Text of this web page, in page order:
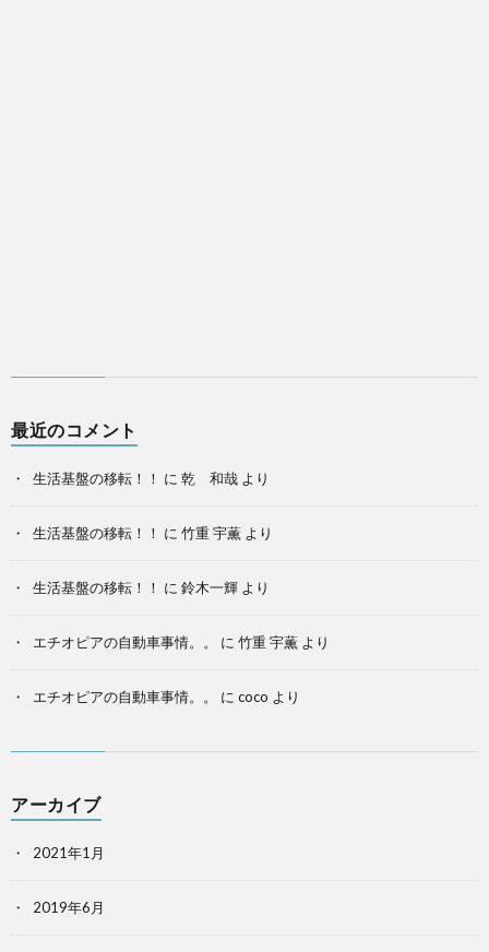
最近のコメント
生活基盤の移転！！ に 乾 和哉 より
生活基盤の移転！！ に 竹重 宇薫 より
生活基盤の移転！！ に 鈴木一輝 より
エチオピアの自動車事情。。 に 竹重 宇薫 より
エチオピアの自動車事情。。 に coco より
アーカイブ
2021年1月
2019年6月